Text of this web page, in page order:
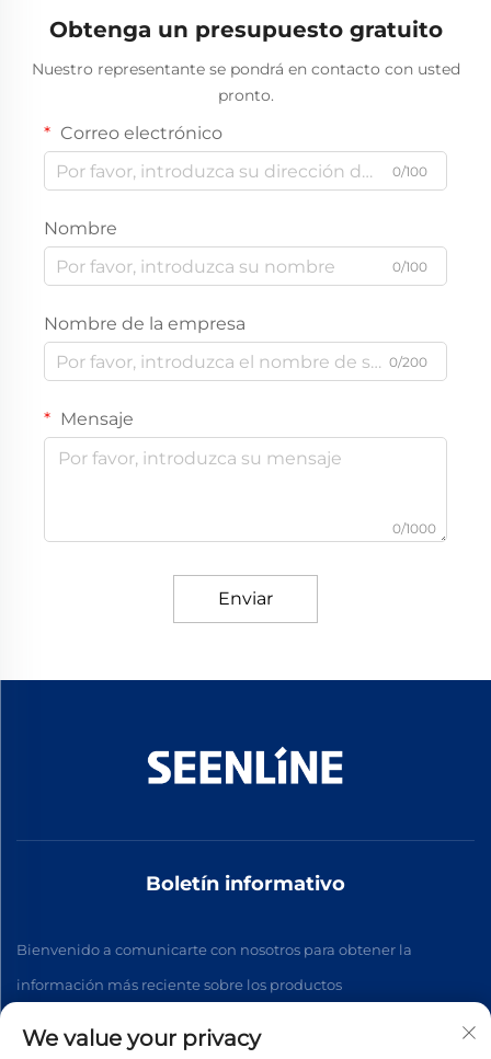
Obtenga un presupuesto gratuito
Nuestro representante se pondrá en contacto con usted
pronto.
Correo electrónico
0/100
Nombre
0/100
Nombre de la empresa
0/200
Mensaje
0/1000
Enviar
Boletín informativo
Bienvenido a comunicarte con nosotros para obtener la
información más reciente sobre los productos
We value your privacy